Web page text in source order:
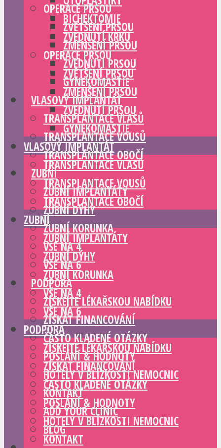
OPERACE PRSOU
ZVĚTŠENÍ PRSOU
ZMENŠENÍ PRSOU
ZVEDNUTÍ PRSOU
GYNEKOMASTIE
VLASOVÝ IMPLANTÁT
TRANSPLANTACE VLASŮ
TRANSPLANTACE VOUSŮ
TRANSPLANTACE OBOČÍ
ZUBNÍ
ZUBNÍ IMPLANTÁTY
ZUBNÍ DÝHY
ZUBNÍ KORUNKA
VŠE NA 4
VŠE NA 6
PODPORA
ZÍSKEJTE LÉKAŘSKOU NABÍDKU
ZÍSKAT FINANCOVÁNÍ
ČASTO KLADENÉ OTÁZKY
POSLÁNÍ & HODNOTY
HOTELY V BLÍZKOSTI NEMOCNIC
KONTAKT
ADD YOUR CLINIC
BLOG
BICHEKTOMIE
ZVEDNUTÍ KRKU
OPERACE PRSOU
ZVĚTŠENÍ PRSOU
ZMENŠENÍ PRSOU
ZVEDNUTÍ PRSOU
GYNEKOMASTIE
VLASOVÝ IMPLANTÁT
TRANSPLANTACE VLASŮ
TRANSPLANTACE VOUSŮ
TRANSPLANTACE OBOČÍ
ZUBNÍ
ZUBNÍ IMPLANTÁTY
ZUBNÍ DÝHY
ZUBNÍ KORUNKA
VŠE NA 4
VŠE NA 6
PODPORA
ZÍSKEJTE LÉKAŘSKOU NABÍDKU
ZÍSKAT FINANCOVÁNÍ
ČASTO KLADENÉ OTÁZKY
POSLÁNÍ & HODNOTY
HOTELY V BLÍZKOSTI NEMOCNIC
KONTAKT